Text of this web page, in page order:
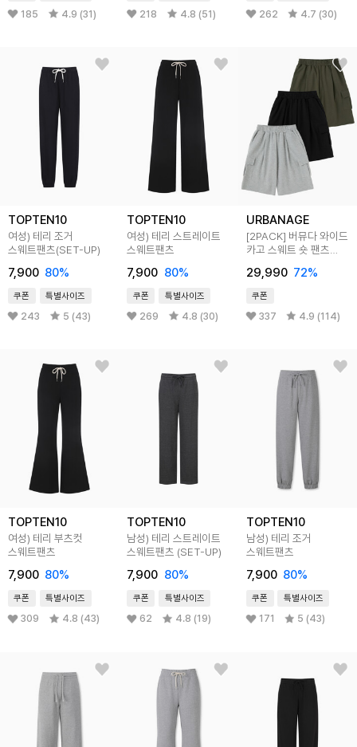
185 4.9 (31) 218 4.8 (51) 262 4.7 (30)
TOPTEN10
여성) 테리 조거
스웨트팬츠(SET-UP)
7,900 80%
쿠폰 특별사이즈
243 5 (43)
TOPTEN10
여성) 테리 스트레이트
스웨트팬츠
7,900 80%
쿠폰 특별사이즈
269 4.8 (30)
URBANAGE
[2PACK] 버뮤다 와이드
카고 스웨트 숏 팬츠
29,990 72%
쿠폰
337 4.9 (114)
TOPTEN10
여성) 테리 부츠컷
스웨트팬츠
7,900 80%
쿠폰 특별사이즈
309 4.8 (43)
TOPTEN10
남성) 테리 스트레이트
스웨트팬츠 (SET-UP)
7,900 80%
쿠폰 특별사이즈
62 4.8 (19)
TOPTEN10
남성) 테리 조거
스웨트팬츠
7,900 80%
쿠폰 특별사이즈
171 5 (43)